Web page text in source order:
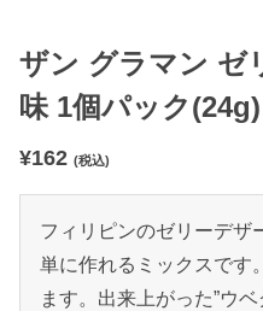
ザン グラマン ゼ
味 1個パック(24g)
¥162 (税込)
フィリピンのゼリーデザ
単に作れるミックスです
ます。出来上がった”ウ